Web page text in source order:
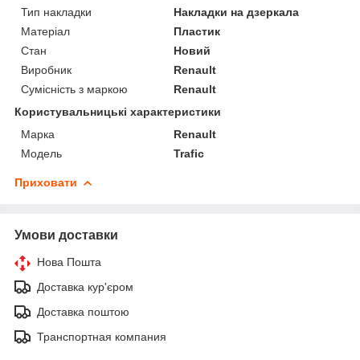
Тип накладки
Накладки на дзеркала
Матеріал
Пластик
Стан
Новий
Виробник
Renault
Сумісність з маркою
Renault
Користувальницькі характеристики
Марка
Renault
Модель
Trafic
Приховати
Умови доставки
Нова Пошта
Доставка кур'єром
Доставка поштою
Транспортная компания